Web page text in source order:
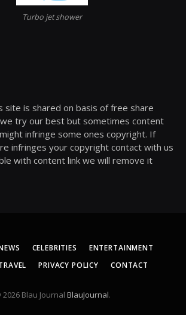
Turbo jet shower
site is shared on basis of free share
we try our best but sometimes content
infringe some ones copyright. If
infringes your copyright contact with us
with content link we will remove it
CELEBRITIES
ENTERTAINMENT
PRIVACY POLICY CONTACT
Blau Journal BlauJournal.